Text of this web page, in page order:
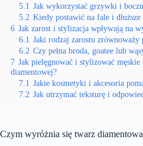
5.1 Jak wykorzystać grzywki i
5.2 Kiedy postawić na fale i dłuższe
6 Jak zarost i stylizacja wpływają na
6.1 Jaki rodzaj zarostu zrównoważy
6.2 Czy pełna broda, goatee lub
7 Jak pielęgnować i stylizować
diamentowej?
7.1 Jakie kosmetyki i akcesoria
7.2 Jak utrzymać teksturę i
Czym wyróżnia się twarz